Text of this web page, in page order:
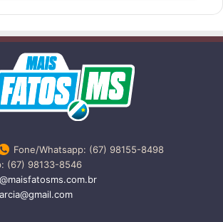
Fone/Whatsapp: (67) 98155-8498
(67) 98133-8546